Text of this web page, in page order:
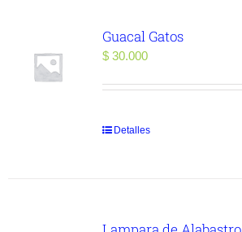
Guacal Gatos
$30.000
Detalles